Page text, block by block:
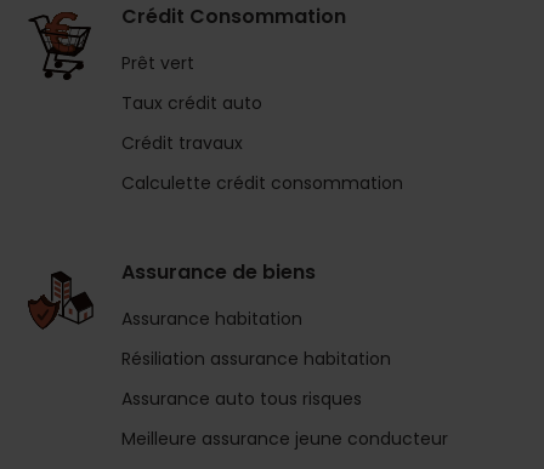
Crédit Consommation
Prêt vert
Taux crédit auto
Crédit travaux
Calculette crédit consommation
Assurance de biens
Assurance habitation
Résiliation assurance habitation
Assurance auto tous risques
Meilleure assurance jeune conducteur